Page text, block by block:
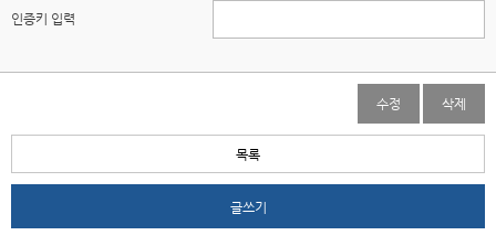
인증키 입력
수정 삭제
목록
글쓰기